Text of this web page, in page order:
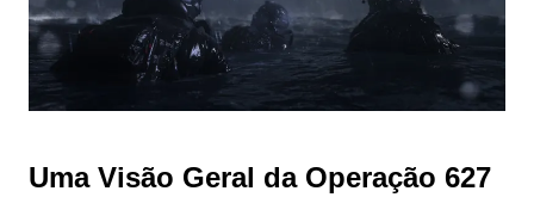
Uma Visão Geral da Operação 627